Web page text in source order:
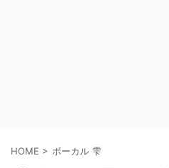
HOME > ボーカル 雫